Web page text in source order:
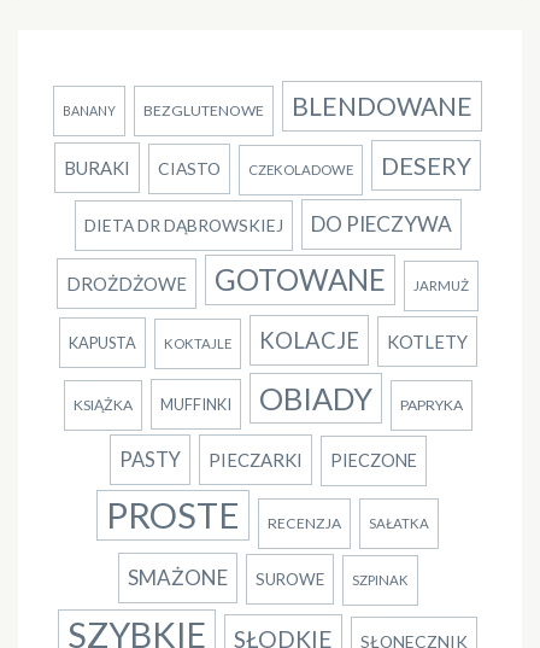
BANANY BEZGLUTENOWE BLENDOWANE
BURAKI CIASTO CZEKOLADOWE DESERY
DIETA DR DĄBROWSKIEJ DO PIECZYWA
DROŻDŻOWE GOTOWANE JARMUŻ
KAPUSTA KOKTAJLE KOLACJE KOTLETY
KSIĄŻKA MUFFINKI OBIADY PAPRYKA
PASTY PIECZARKI PIECZONE
PROSTE RECENZJA SAŁATKA
SMAŻONE SUROWE SZPINAK
SZYBKIE SŁODKIE SŁONECZNIK